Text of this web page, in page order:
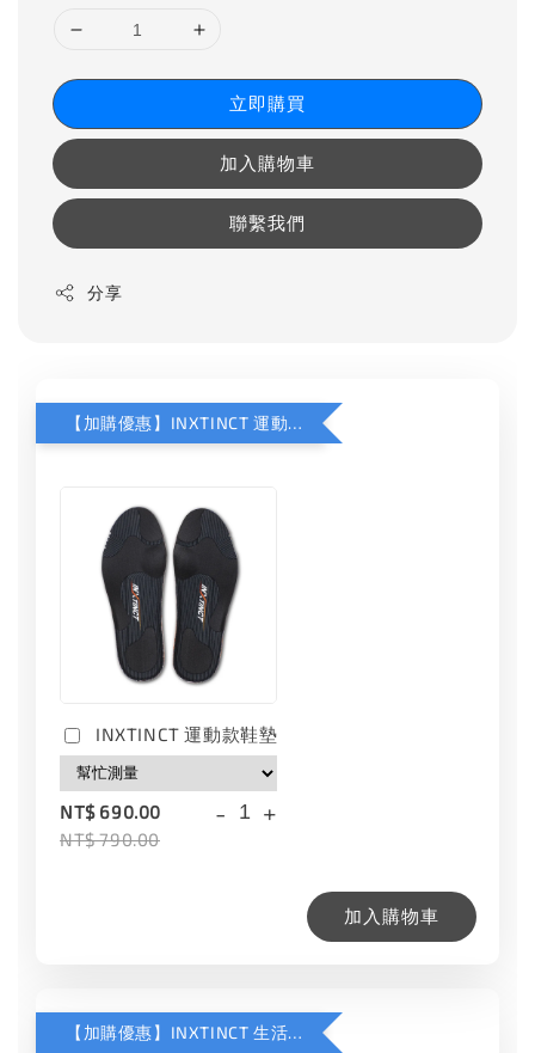
立即購買
加入購物車
聯繫我們
分享
【加購優惠】INXTINCT 運動款鞋墊
INXTINCT 運動款鞋墊
NT$ 690.00
NT$ 790.00
- +
加入購物車
【加購優惠】INXTINCT 生活日用鞋墊